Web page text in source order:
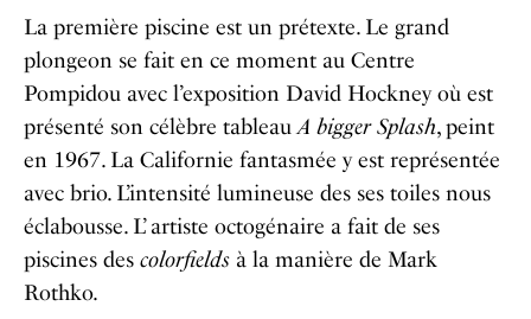
La première piscine est un prétexte. Le grand
plongeon se fait en ce moment au Centre
Pompidou avec l’exposition David Hockney où est
présenté son célèbre tableauA bigger Splash, peint
en 1967. La Californie fantasmée y est représentée
avec brio. L’intensité lumineuse des ses toiles nous
éclabousse. L’ artiste octogénaire a fait de ses
piscines des colorfields à la manière de Mark
Rothko.